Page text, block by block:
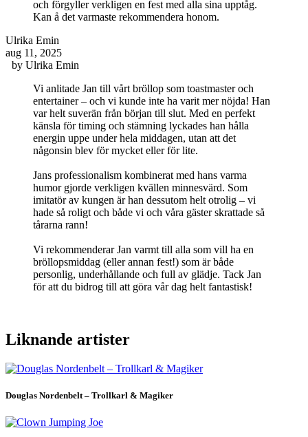
och förgyller verkligen en fest med alla sina upptåg.
Kan å det varmaste rekommendera honom.
Ulrika Emin
aug 11, 2025
by Ulrika Emin
Vi anlitade Jan till vårt bröllop som toastmaster och
entertainer – och vi kunde inte ha varit mer nöjda! Han
var helt suverän från början till slut. Med en perfekt
känsla för timing och stämning lyckades han hålla
energin uppe under hela middagen, utan att det
någonsin blev för mycket eller för lite.
Jans professionalism kombinerat med hans varma
humor gjorde verkligen kvällen minnesvärd. Som
imitatör av kungen är han dessutom helt otrolig – vi
hade så roligt och både vi och våra gäster skrattade så
tårarna rann!
Vi rekommenderar Jan varmt till alla som vill ha en
bröllopsmiddag (eller annan fest!) som är både
personlig, underhållande och full av glädje. Tack Jan
för att du bidrog till att göra vår dag helt fantastisk!
Liknande artister
Douglas Nordenbelt – Trollkarl & Magiker